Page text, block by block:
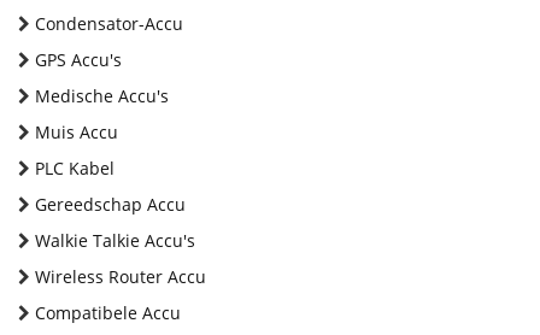
Condensator-Accu
GPS Accu's
Medische Accu's
Muis Accu
PLC Kabel
Gereedschap Accu
Walkie Talkie Accu's
Wireless Router Accu
Compatibele Accu